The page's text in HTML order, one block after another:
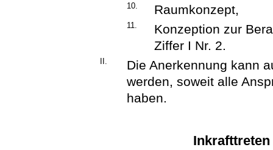
10. Raumkonzept,
11.
Konzeption zur
Ziffer I Nr. 2.
II.
Die Anerkennung kann
werden, soweit alle
haben.